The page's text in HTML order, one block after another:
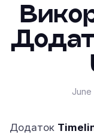
June
Додаток